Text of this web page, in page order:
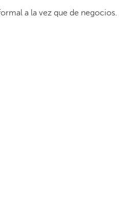
a la vez que de negocios.